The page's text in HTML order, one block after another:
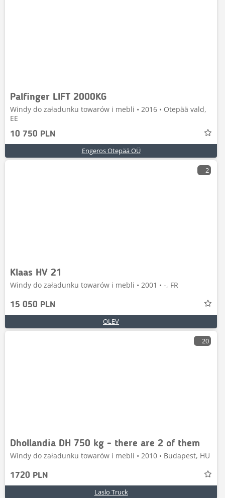
Palfinger LIFT 2000KG
Windy do załadunku towarów i mebli • 2016 • Otepää vald,
EE
10 750 PLN
Engeros Otepää OÜ
2
Klaas HV 21
Windy do załadunku towarów i mebli • 2001 • -, FR
15 050 PLN
OLEV
20
Dhollandia DH 750 kg - there are 2 of them
Windy do załadunku towarów i mebli • 2010 • Budapest, HU
1720 PLN
Laslo Truck